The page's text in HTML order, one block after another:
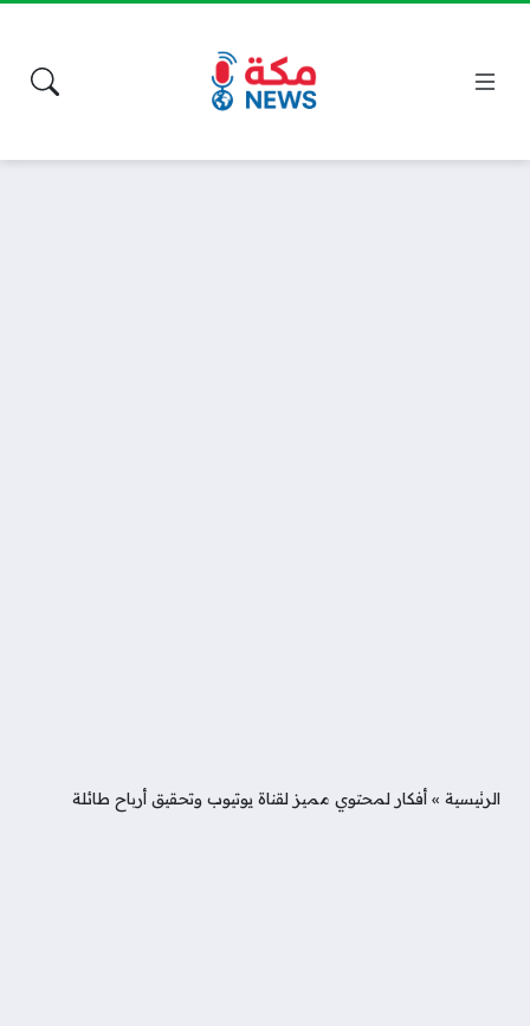
الرئيسية » أفكار لمحتوي مميز لقناة يوتيوب وتحقيق أرباح طائلة